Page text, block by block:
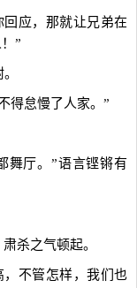
应，那就让兄弟在
”
得怠慢了人家。”
舞厅。”语言铿锵有
杀之气顿起。
不管怎样，我们也